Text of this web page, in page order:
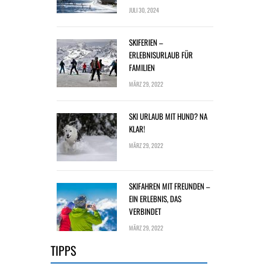
JULI 30, 2024
SKIFERIEN –
ERLEBNISURLAUB FÜR
FAMILIEN
MÄRZ 29, 2022
SKI URLAUB MIT HUND? NA
KLAR!
MÄRZ 29, 2022
SKIFAHREN MIT FREUNDEN –
EIN ERLEBNIS, DAS
VERBINDET
MÄRZ 29, 2022
TIPPS